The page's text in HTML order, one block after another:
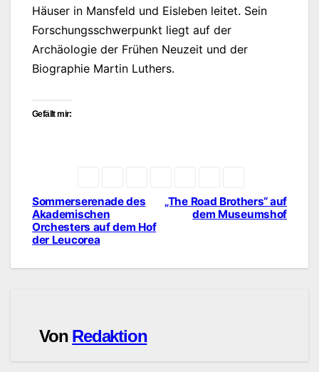
Häuser in Mansfeld und Eisleben leitet. Sein
Forschungsschwerpunkt liegt auf der
Archäologie der Frühen Neuzeit und der
Biographie Martin Luthers.
Gefällt mir:
Beitragsnavigation„The Road Brothers“ auf
dem Museumshof
Sommerserenade des
Akademischen
Orchesters auf dem Hof
der Leucorea
Von Redaktion